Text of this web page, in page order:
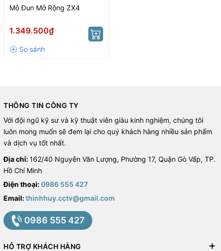
Mô Đun Mở Rộng ZX4
1.349.500₫
THÔNG TIN CÔNG TY
Với đội ngũ kỹ sư và kỹ thuật viên giàu kinh nghiệm, chúng tôi
luôn mong muốn sẽ đem lại cho quý khách hàng nhiều sản phẩm
và dịch vụ tốt nhất.
Địa chỉ:162/40 Nguyễn Văn Lượng, Phường 17, Quận Gò Vấp, TP.
Hồ Chí Minh
Điện thoại:0986 555 427
Email:thinhhuy.cctv@gmail.com
0986 555 427
HỖ TRỢ KHÁCH HÀNG